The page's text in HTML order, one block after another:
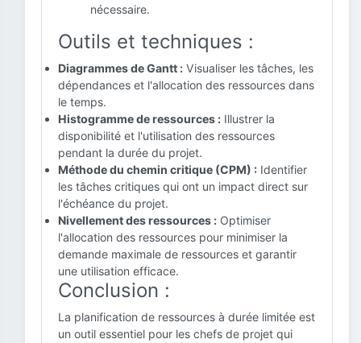
nécessaire.
Outils et techniques :
Diagrammes de Gantt : Visualiser les tâches, les
dépendances et l'allocation des ressources dans
le temps.
Histogramme de ressources : Illustrer la
disponibilité et l'utilisation des ressources
pendant la durée du projet.
Méthode du chemin critique (CPM) : Identifier
les tâches critiques qui ont un impact direct sur
l'échéance du projet.
Nivellement des ressources : Optimiser
l'allocation des ressources pour minimiser la
demande maximale de ressources et garantir
une utilisation efficace.
Conclusion :
La planification de ressources à durée limitée est
un outil essentiel pour les chefs de projet qui